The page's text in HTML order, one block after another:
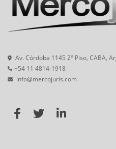
Av. Córdoba 1145 2° Piso, CABA,
+54 11 4814-1918
info@mercojuris.com